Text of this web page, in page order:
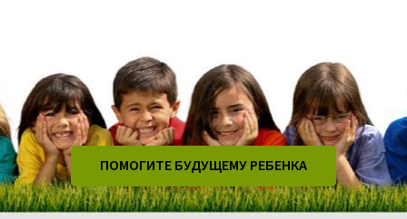
ПОМОГИТЕ БУДУЩЕМУ РЕБЕНКА